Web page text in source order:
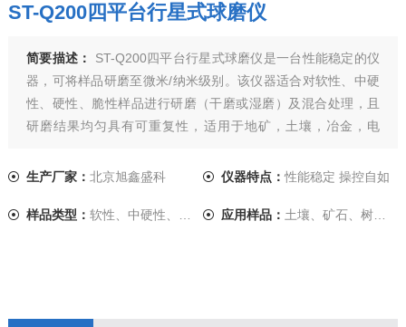
ST-Q200四平台行星式球磨仪
简要描述：
ST-Q200四平台行星式球磨仪是一台性能稳定的仪
器，可将样品研磨至微米/纳米级别。该仪器适合对软性、中硬
性、硬性、脆性样品进行研磨（干磨或湿磨）及混合处理，且
研磨结果均匀具有可重复性，适用于地矿，土壤，冶金，电
研究等科研和产业部门。
生产厂家： 北京旭鑫盛科 仪器特点：性能稳定 操控自如
样品类型： 软性、中硬性、硬性、脆性 应用样品： 土壤、矿石、树脂、催化剂、胶体、化......